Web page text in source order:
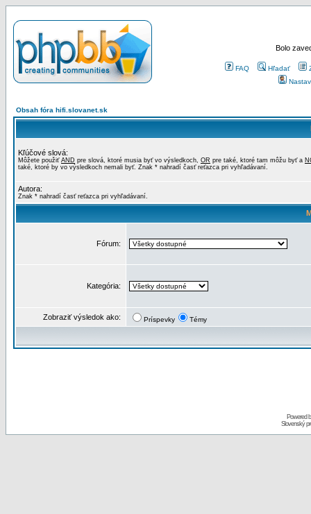
Bolo
FAQ Hľadať
Obsah fóra hifi.slovanet.sk
Kľúčové slová:
Môžete použiť AND pre slová, ktoré musia byť vo výsledkoch, OR pre také, ktoré tam môžu byť a
také, ktoré by vo výsledkoch nemali byť. Znak * nahradí časť reťazca pri vyhľadávaní.
Autora:
Znak * nahradí časť reťazca pri vyhľadávaní.
Fórum:
Kategória:
Zobraziť výsledok ako: Príspevky Témy
Powered
Slovenský